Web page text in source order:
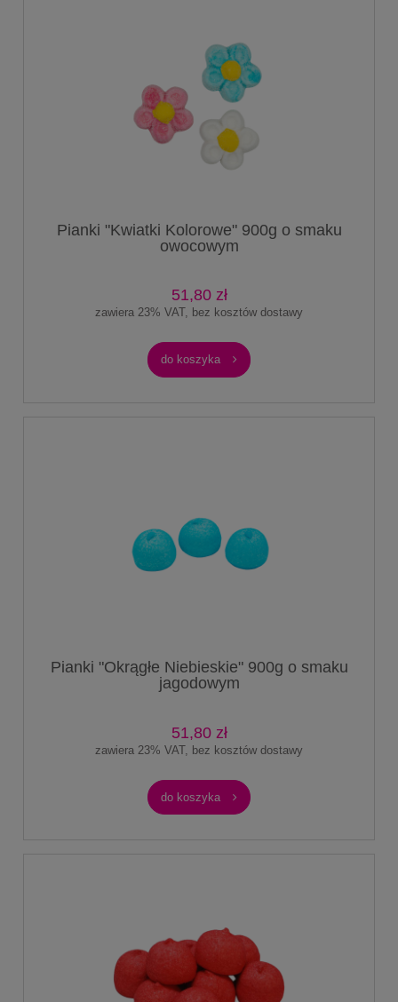
Pianki "Kwiatki Kolorowe" 900g o smaku
owocowym
51,80 zł
zawiera 23% VAT, bez kosztów dostawy
do koszyka
Pianki "Okrągłe Niebieskie" 900g o smaku
jagodowym
51,80 zł
zawiera 23% VAT, bez kosztów dostawy
do koszyka